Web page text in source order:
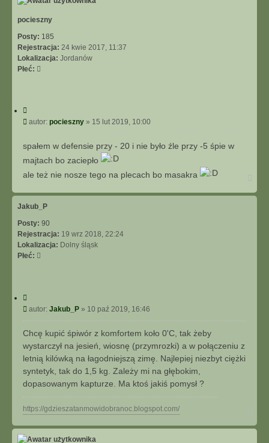
pocieszny
Posty: 185
Rejestracja: 24 kwie 2017, 11:37
Lokalizacja: Jordanów
Płeć:
y
j
P
s
autor: pocieszny » 15 lut 2019, 10:00
spałem w defensie przy - 20 i nie było źle przy -5 śpie w
majtach bo zaciepło
ale też nie nosze tego na plecach bo masakra
g
Jakub_P
Posty: 90
Rejestracja: 19 wrz 2018, 22:24
Lokalizacja: Dolny śląsk
Płeć:
y
j
P
o
s
autor: Jakub_P » 10 paź 2019, 16:46
Chcę kupić śpiwór z komfortem koło 0'C, tak żeby
wystarczył na jesień, wiosnę (przymrozki) a w połączeniu z
letnią kilówką na łagodniejszą zimę. Najlepiej niezbyt ciężki
syntetyk, tak do 1,5 kg. Zależy mi na głębokim,
dopasowanym kapturze. Ma ktoś jakiś pomysł ?
https://gdzieszatanmowidobranoc.blogspot.com/
g